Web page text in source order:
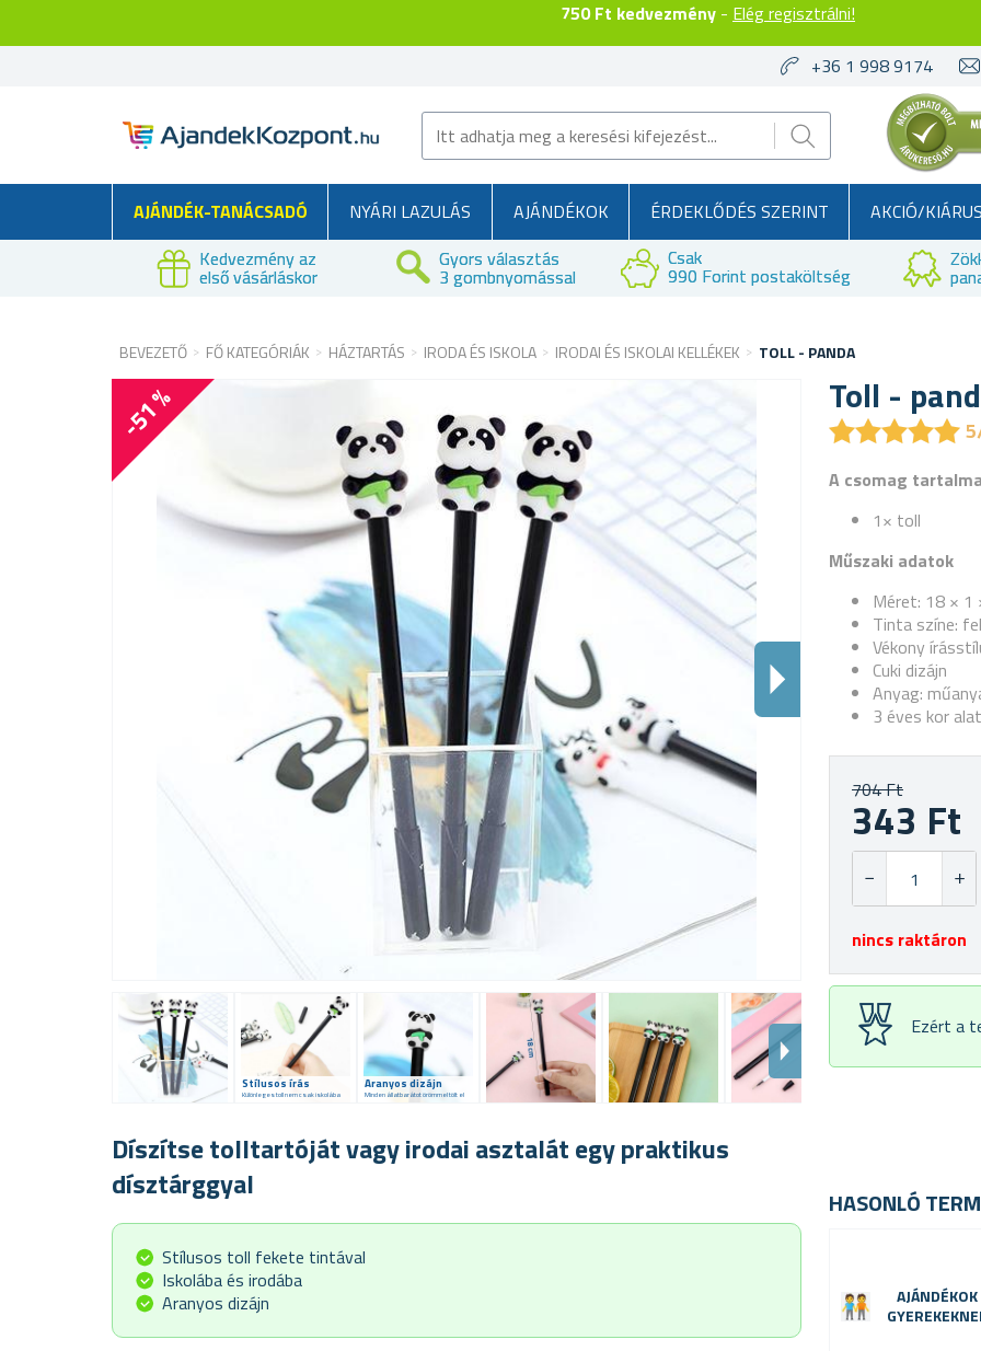
750 Ft kedvezmény - Elég regisztrálni!
+36 1 998 9174
AJÁNDÉK-TANÁCSADÓ NYÁRI LAZULÁS AJÁNDÉKOK ÉRDEKLŐDÉS SZERINT AKCIÓ/
Kedvezmény az
első vásárláskor
Gyors választás
3 gombnyomással
Csak
990 Forint postaköltség
BEVEZETŐ FŐ KATEGÓRIÁK HÁZTARTÁS IRODA ÉS ISKOLA IRODAI ÉS ISKOLAI KELLÉKEK TOLL - PANDA
Toll -
★★★★★
★★★★★
-51 %
Stílusos írás
Különleges toll nem csak iskolába
Aranyos dizájn
Minden állatbarátot örömmel tölt el
A csomag tartalma
1× toll
Műszaki adatok
Méret: 18 × 1
Tinta színe:
Vékony
Cuki dizájn
Anyag:
3 éves kor
704 Ft
343 Ft
nincs raktáron
Ezért a
Díszítse tolltartóját vagy irodai asztalát egy praktikus
dísztárggyal
Stílusos toll fekete tintával
Iskolába és irodába
Aranyos dizájn
HASONLÓ
AJÁNDÉKOK